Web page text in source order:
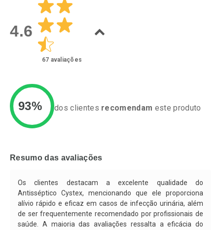
Laboratório
Por R$ 23,75/cada
Por Menos
Comprar sem Desconto
Por R$ 23,75/cada
Por R$ 43,54/cada
4.6
67 avaliações
93% dos clientes recomendam este produto
Resumo das avaliações
Os clientes destacam a excelente qualidade do
Antisséptico Cystex, mencionando que ele proporciona
alívio rápido e eficaz em casos de infecção urinária, além
de ser frequentemente recomendado por profissionais de
saúde. A maioria das avaliações ressalta a eficácia do